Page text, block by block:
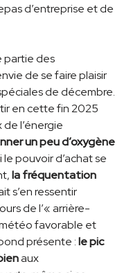
d’entreprise et de
partie des
de se faire plaisir
de décembre.
en cette fin 2025
l’énergie
un peu d’oxygène
le pouvoir d’achat se
la fréquentation
s’en ressentir
de l’« arrière-
favorable et
présente :le pic
aux